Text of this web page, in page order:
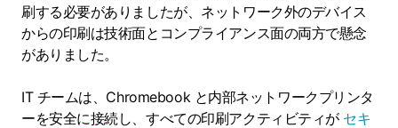
刷する必要がありましたが、ネットワーク外のデバイス
からの印刷は技術面とコンプライアンス面の両方で懸念
がありました。
IT チームは、Chromebook と内部ネットワークプリンタ
ーを安全に接続し、すべての印刷アクティビティが セキ